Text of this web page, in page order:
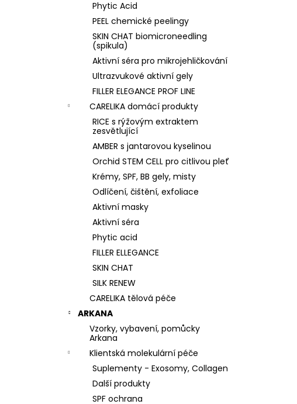
Phytic Acid
PEEL chemické peelingy
SKIN CHAT biomicroneedling
(spikula)
Aktivní séra pro mikrojehličkování
Ultrazvukové aktivní gely
FILLER ELEGANCE PROF LINE
CARELIKA domácí produkty
RICE s rýžovým extraktem
zesvětlující
AMBER s jantarovou kyselinou
Orchid STEM CELL pro citlivou pleť
Krémy, SPF, BB gely, misty
Odlíčení, čištění, exfoliace
Aktivní masky
Aktivní séra
Phytic acid
FILLER ELLEGANCE
SKIN CHAT
SILK RENEW
CARELIKA tělová péče
ARKANA
Vzorky, vybavení, pomůcky
Arkana
Klientská molekulární péče
Suplementy - Exosomy, Collagen
Další produkty
SPF ochrana